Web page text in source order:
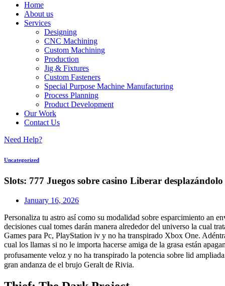
Home
About us
Services
Designing
CNC Machining
Custom Machining
Production
Jig & Fixtures
Custom Fasteners
Special Purpose Machine Manufacturing
Process Planning
Product Development
Our Work
Contact Us
Need Help?
Uncategorized
Slots: 777 Juegos sobre casino Liberar
January 16, 2026
Personaliza tu astro así­ como su modalidad sobre esparcimiento an
decisiones cual tomes darán manera alrededor del universo la cual
Games para Pc, PlayStation iv y no ha transpirado Xbox One.
cual los llamas si no le importa hacerse amiga de la grasa están
profusamente veloz y no ha transpirado la potencia sobre lid
gran andanza de el brujo Geralt de Rivia.